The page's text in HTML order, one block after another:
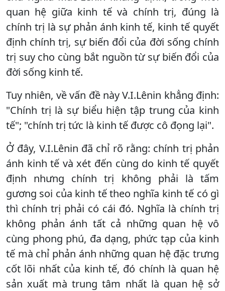
quan hệ giữa kinh tế và chính trị, đúng là
chính trị là sự phản ánh kinh tế, kinh tế quyết
định chính trị, sự biến đổi của đời sống chính
trị suy cho cùng bắt nguồn từ sự biến đổi của
đời sống kinh tế.
Tuy nhiên, về vấn đề này V.I.Lênin khẳng định:
"Chính trị là sự biểu hiện tập trung của kinh
tế"; "chính trị tức là kinh tế được cô đọng lại".
Ở đây, V.I.Lênin đã chỉ rõ rằng: chính trị phản
ánh kinh tế và xét đến cùng do kinh tế quyết
định nhưng chính trị không phải là tấm
gương soi của kinh tế theo nghĩa kinh tế có gì
thì chính trị phải có cái đó. Nghĩa là chính trị
không phản ánh tất cả những quan hệ vô
cùng phong phú, đa dạng, phức tạp của kinh
tế mà chỉ phản ánh những quan hệ đặc trưng
cốt lõi nhất của kinh tế, đó chính là quan hệ
sản xuất mà trung tâm nhất là quan hệ sở